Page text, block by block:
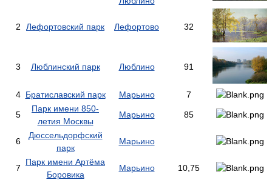
2 Лефортовский парк Лефортово 32
3 Люблинский парк Люблино 91
4 Братиславский парк Марьино 7
5
Парк имени 850-
летия Москвы
Марьино 85
6
Дюссельдорфский
парк
Марьино
7
Парк имени Артёма
Боровика
Марьино 10,75